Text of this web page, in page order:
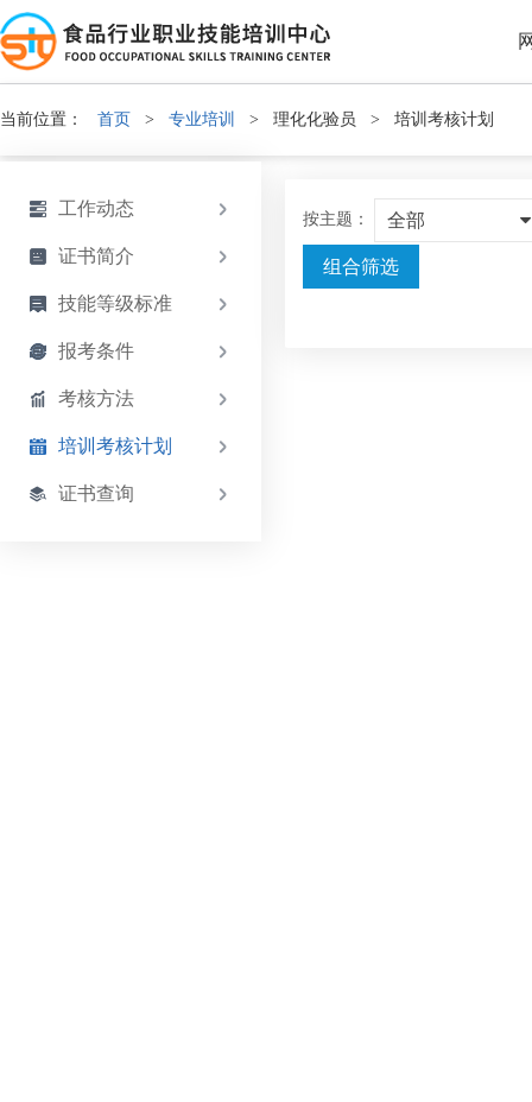
当前位置： 首页 > 专业培训 > 理化化验员 > 培训考核计划
工作动态
证书简介
技能等级标准
报考条件
考核方法
培训考核计划
证书查询
按主题： 全部
组合筛选